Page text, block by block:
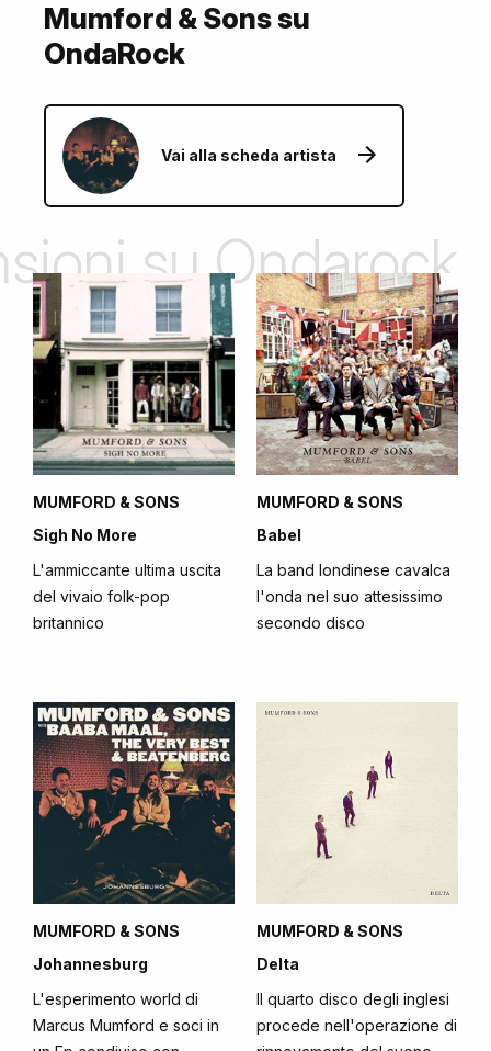
Mumford & Sons su
OndaRock
Vai alla scheda artista
su Ondarock
MUMFORD & SONS
Sigh No More
L'ammiccante ultima uscita
del vivaio folk-pop
britannico
MUMFORD & SONS
Babel
La band londinese cavalca
l'onda nel suo attesissimo
secondo disco
MUMFORD & SONS
Johannesburg
L'esperimento world di
Marcus Mumford e soci in
MUMFORD & SONS
Delta
Il quarto disco degli inglesi
procede nell'operazione di